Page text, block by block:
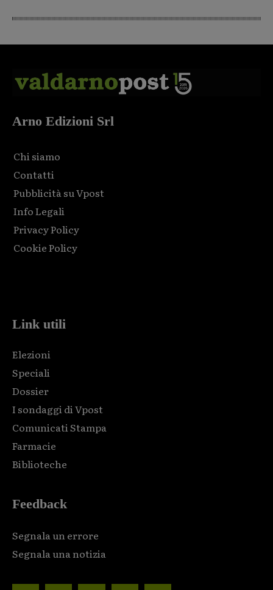
Arno Edizioni Srl
Chi siamo
Contatti
Pubblicità su Vpost
Info Legali
Privacy Policy
Cookie Policy
Link utili
Elezioni
Speciali
Dossier
I sondaggi di Vpost
Comunicati Stampa
Farmacie
Biblioteche
Feedback
Segnala un errore
Segnala una notizia